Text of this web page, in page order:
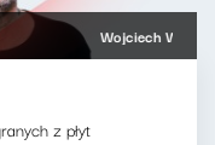
Wojciech
z płyt